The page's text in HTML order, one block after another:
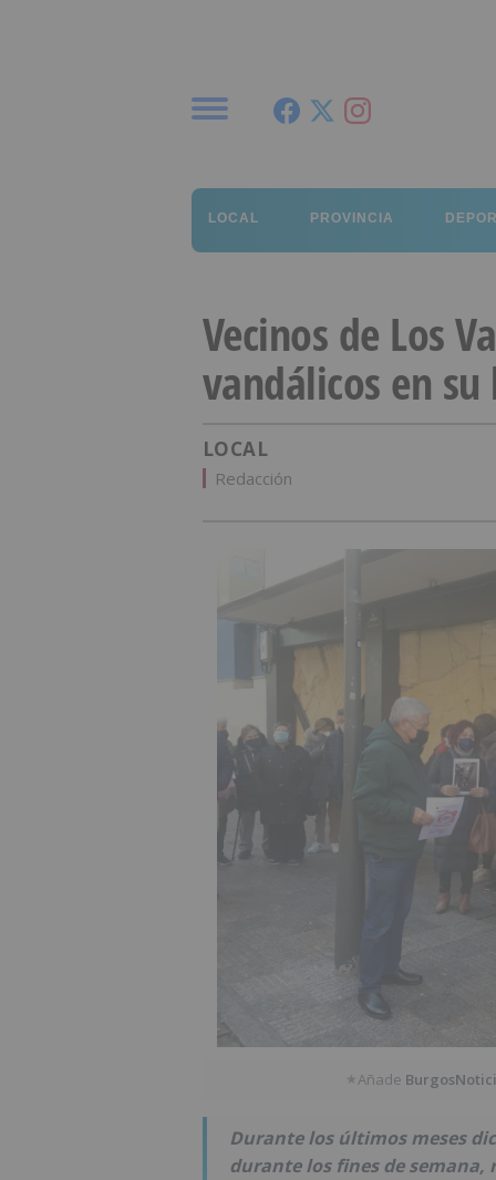
LOCAL PROVINCIA
Vecinos de Los
vandálicos en
LOCAL
Redacción
★Añade
Durante los últimos meses
durante los fines de semana,